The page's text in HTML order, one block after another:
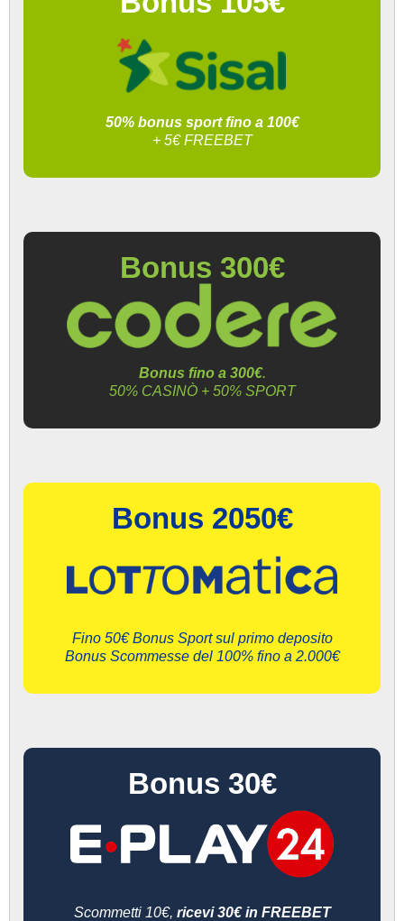
50% bonus sport fino a 100€
+ 5€ FREEBET
Bonus 300€
Bonus fino a 300€.
50% CASINÒ + 50% SPORT
Bonus 2050€
Fino 50€ Bonus Sport sul primo deposito
Bonus Scommesse del 100% fino a 2.000€
Bonus 30€
Scommetti 10€, ricevi 30€ in FREEBET